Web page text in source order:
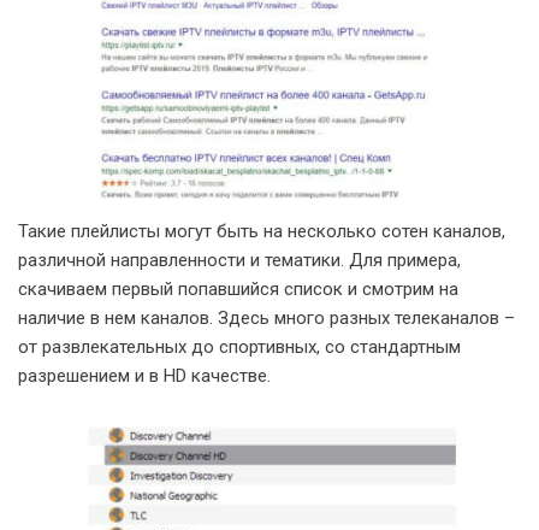
Такие плейлисты могут быть на несколько сотен каналов,
различной направленности и тематики. Для примера,
скачиваем первый попавшийся список и смотрим на
наличие в нем каналов. Здесь много разных телеканалов –
от развлекательных до спортивных, со стандартным
разрешением и в HD качестве.